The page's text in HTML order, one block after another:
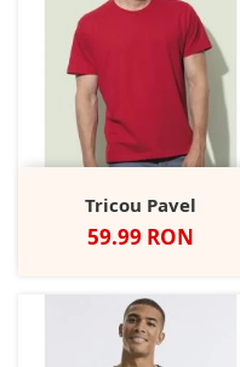
Tricou Pavel
Pret
59.99 RON